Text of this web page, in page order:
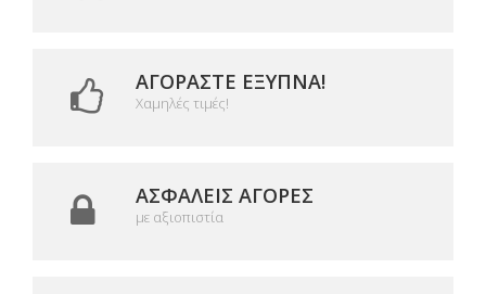
ΑΓΟΡΆΣΤΕ ΈΞΥΠΝΑ!
Χαμηλές τιμές!
ΑΣΦΑΛΕΊΣ ΑΓΟΡΈΣ
με αξιοπιστία